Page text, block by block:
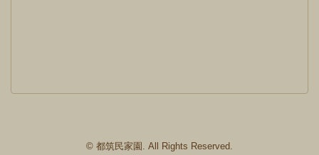
© 都筑民家園. All Rights Reserved.